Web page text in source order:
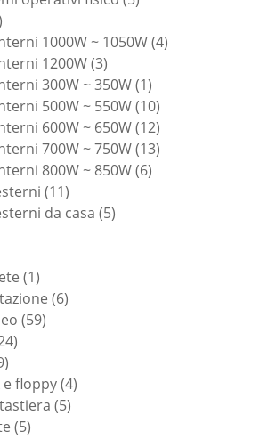
1000W ~ 1050W 44
1200W 33
prodotti
300W ~ 350W 11
prodotto
500W ~ 550W 1010
prodotti
600W ~ 650W 1212
prodotti
700W ~ 750W 1313
800W ~ 850W 66
1111
prodotti
da casa 55
11
prodotto
66
5959
124
9
prodotti
e floppy 44
55
55